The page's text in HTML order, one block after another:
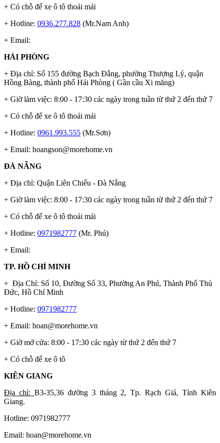
+ Có chỗ để xe ô tô thoải mái
+ Hotline: 0936.277.828 (Mr.Nam Anh)
+ Email:
HẢI PHÒNG
+ Địa chỉ: Số 155 đường Bạch Đằng, phường Thượng Lý, quận
Hồng Bàng, thành phố Hải Phòng ( Gần cầu Xi măng)
+ Giờ làm việc: 8:00 - 17:30 các ngày trong tuần từ thứ 2 đến thứ 7
+ Có chỗ để xe ô tô thoải mái
+ Hotline: 0961.993.555 (Mr.Sơn)
+ Email: hoangson@morehome.vn
ĐÀ NẴNG
+ Địa chỉ: Quận Liên Chiểu - Đà Nẵng
+ Giờ làm việc: 8:00 - 17:30 các ngày trong tuần từ thứ 2 đến thứ 7
+ Có chỗ để xe ô tô thoải mái
+ Hotline: 0971982777 (Mr. Phú)
+ Email:
TP. HỒ CHÍ MINH
+ Địa Chỉ: Số 10, Đường Số 33, Phường An Phú, Thành Phố Thủ
Đức, Hồ Chí Minh
+ Hotline: 0971982777
+ Email: hoan@morehome.vn
+ Giờ mở cửa: 8:00 - 17:30 các ngày từ thứ 2 đến thứ 7
+ Có chỗ để xe ô tô
KIÊN GIANG
Địa chỉ: B3-35,36 đường 3 tháng 2, Tp. Rạch Giá, Tỉnh Kiên
Giang.
Hotline: 0971982777
Email: hoan@morehome.vn